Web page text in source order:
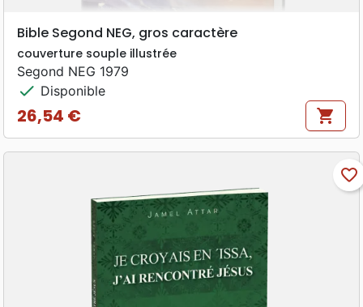
Bible Segond NEG, gros caractère
couverture souple illustrée
Segond NEG 1979
check Disponible
Prix
26,54 € shopping_cart
favorite_border